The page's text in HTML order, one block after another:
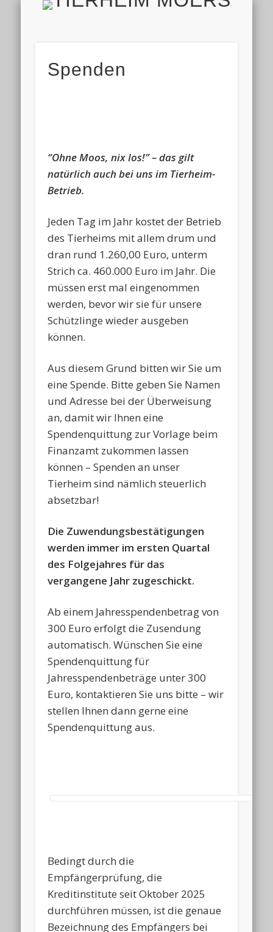
HOME
AKTUELL
ALLE TIERE
HELFEN
TIERHEIM & VEREIN
VIELEN DANK!
IMPRESSUM & DATENSCHUTZ
FINDEFIX
Spenden
“Ohne Moos, nix los!” – das gilt
natürlich auch bei uns im Tierheim-
Betrieb.
Jeden Tag im Jahr kostet der Betrieb
des Tierheims mit allem drum und
dran rund 1.260,00 Euro, unterm
Strich ca. 460.000 Euro im Jahr. Die
müssen erst mal eingenommen
werden, bevor wir sie für unsere
Schützlinge wieder ausgeben
können.
Aus diesem Grund bitten wir Sie um
eine Spende. Bitte geben Sie Namen
und Adresse bei der Überweisung
an, damit wir Ihnen eine
Spendenquittung zur Vorlage beim
Finanzamt zukommen lassen
können – Spenden an unser
Tierheim sind nämlich steuerlich
absetzbar!
Die Zuwendungsbestätigungen
werden immer im ersten Quartal
des Folgejahres für das
vergangene Jahr zugeschickt.
Ab einem Jahresspendenbetrag von
300 Euro erfolgt die Zusendung
automatisch. Wünschen Sie eine
Spendenquittung für
Jahresspendenbeträge unter 300
Euro, kontaktieren Sie uns bitte – wir
stellen Ihnen dann gerne eine
Spendenquittung aus.
Bedingt durch die
Empfängerprüfung, die
Kreditinstitute seit Oktober 2025
durchführen müssen, ist die genaue
Bezeichnung des Empfängers bei